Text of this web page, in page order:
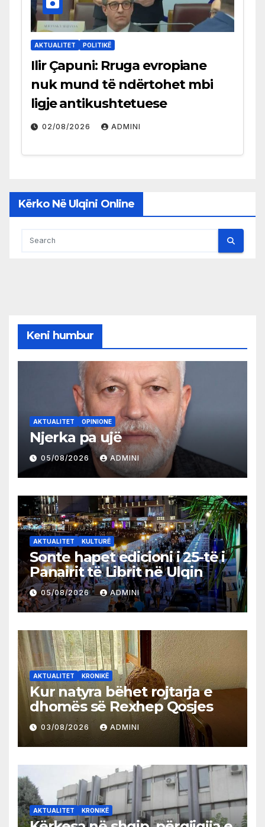
AKTUALITET POLITIKË
Ilir Çapuni: Rruga evropiane
nuk mund të ndërtohet mbi
ligje antikushtetuese
02/08/2026 ADMINI
Kërko Në Ulqini Online
Keni humbur
AKTUALITET OPINIONE
Njerka pa ujë
05/08/2026 ADMINI
AKTUALITET KULTURË
Sonte hapet edicioni i 25-të i
Panairit të Librit në Ulqin
05/08/2026 ADMINI
AKTUALITET KRONIKË
Kur natyra bëhet rojtarja e
dhomës së Rexhep Qosjes
03/08/2026 ADMINI
AKTUALITET KRONIKË